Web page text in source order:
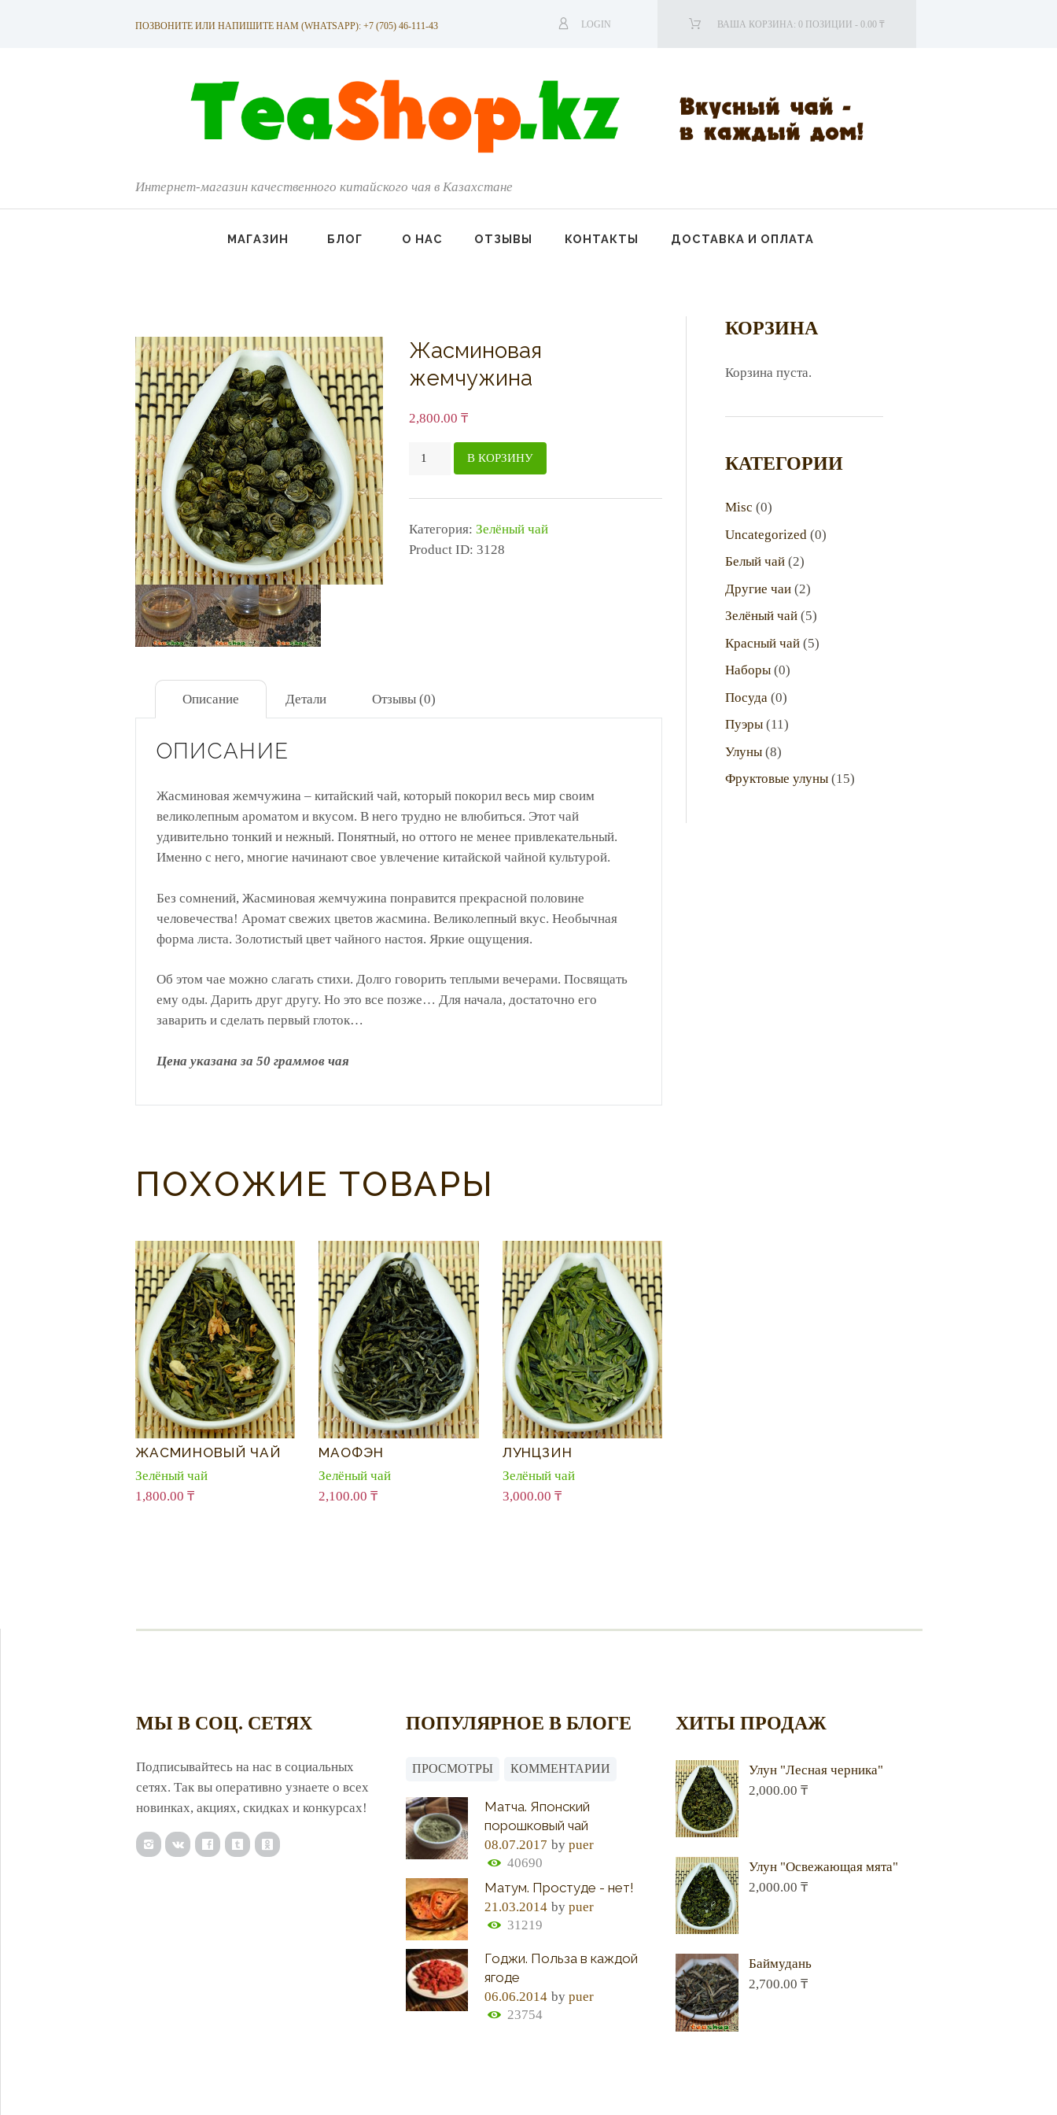
ПОЗВОНИТЕ ИЛИ НАПИШИТЕ НАМ (WHATSAPP): +7 (705) 46-111-43 LOGIN ВАША КОРЗИНА: 0 ПОЗИЦИИ - 0.00 ₸
Интернет-магазин качественного китайского чая в Казахстане
МАГАЗИН БЛОГ О НАС ОТЗЫВЫ КОНТАКТЫ ДОСТАВКА И ОПЛАТА
Жасминовая
жемчужина
2,800.00₸
КоличествоВ КОРЗИНУ
Категория:Зелёный чай
Product ID:3128
Описание Детали Отзывы (0)
ОПИСАНИЕ
Жасминовая жемчужина – китайский чай, который покорил весь мир своим
великолепным ароматом и вкусом. В него трудно не влюбиться. Этот чай
удивительно тонкий и нежный. Понятный, но оттого не менее привлекательный.
Именно с него, многие начинают свое увлечение китайской чайной культурой.
Без сомнений, Жасминовая жемчужина понравится прекрасной половине
человечества! Аромат свежих цветов жасмина. Великолепный вкус. Необычная
форма листа. Золотистый цвет чайного настоя. Яркие ощущения.
Об этом чае можно слагать стихи. Долго говорить теплыми вечерами. Посвящать
ему оды. Дарить друг другу. Но это все позже… Для начала, достаточно его
заварить и сделать первый глоток…
Цена указана за 50 граммов чая
ПОХОЖИЕ ТОВАРЫ
ЖАСМИНОВЫЙ ЧАЙ
Зелёный чай
1,800.00 ₸
МАОФЭН
Зелёный чай
2,100.00₸
ЛУНЦЗИН
Зелёный чай
3,000.00 ₸
КОРЗИНА
Корзина пуста.
КАТЕГОРИИ
Misc (0)
Uncategorized (0)
Белый чай (2)
Другие чаи (2)
Зелёный чай (5)
Красный чай (5)
Наборы (0)
Посуда (0)
Пуэры (11)
Улуны (8)
Фруктовые улуны (15)
МЫ В СОЦ. СЕТЯХ
Подписывайтесь на нас в социальных
сетях. Так вы оперативно узнаете о всех
новинках, акциях, скидках и конкурсах!
ПОПУЛЯРНОЕ В БЛОГЕ
ПРОСМОТРЫ КОММЕНТАРИИ
Матча. Японский
порошковый чай
08.07.2017 bypuer
40690
Матум. Простуде - нет!
21.03.2014 bypuer
31219
Годжи. Польза в каждой
ягоде
06.06.2014 bypuer
23754
ХИТЫ ПРОДАЖ
Улун "Лесная черника"
2,000.00 ₸
Улун "Освежающая мята"
2,000.00 ₸
Баймудань
2,700.00 ₸